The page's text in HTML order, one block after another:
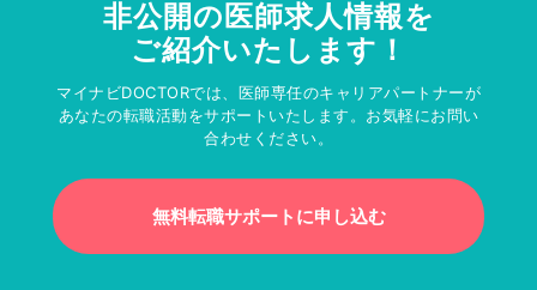
非公開の医師求人情報を
ご紹介いたします！
マイナビDOCTORでは、医師専任のキャリアパートナーが
あなたの転職活動をサポートいたします。お気軽にお問い
合わせください。
無料転職サポートに申し込む